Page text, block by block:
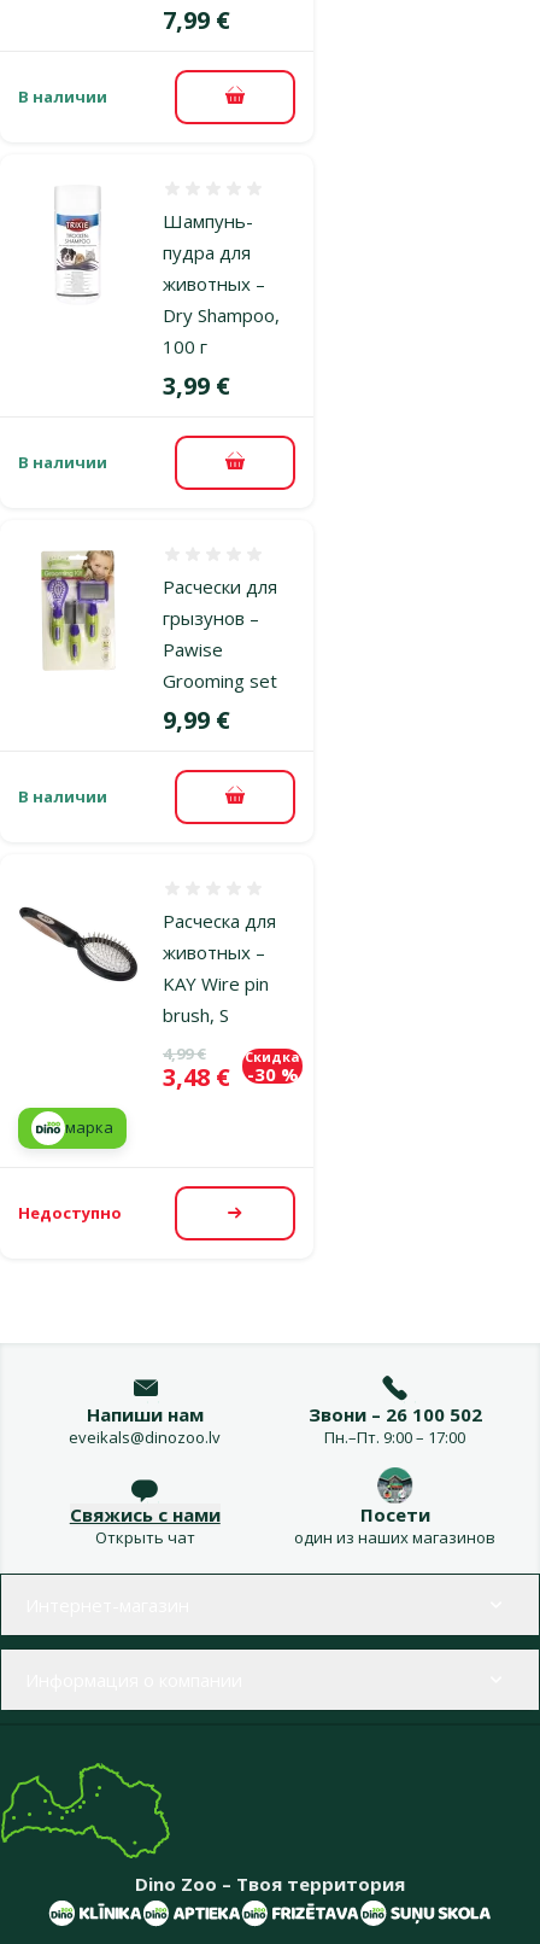
Цена
7,99 €
В наличии В корзину
Шампунь-
пудра для
животных –
Dry Shampoo,
100 г
Цена
3,99 €
В наличии В корзину
Расчески для
грызунов –
Pawise
Grooming set
Цена
9,99 €
В наличии В корзину
Расческа для
животных –
KAY Wire pin
brush, S
Исходная цена
4,99 €
Цена
3,48 €
Скидка
-30 %
марка
Недоступно Посмотреть
Напиши нам
eveikals@dinozoo.lv
Звони – 26 100 502
Пн.–Пт. 9:00 – 17:00
Свяжись с нами
Открыть чат
Посети
один из наших магазинов
Dino Zoo – Твоя территория